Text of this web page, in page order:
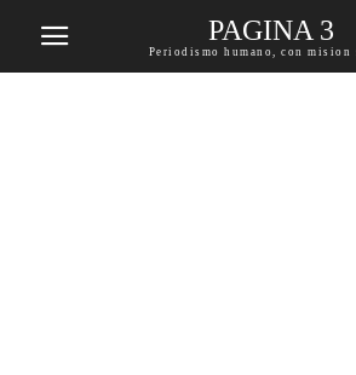
PAGINA 3
Periodismo humano, con mision